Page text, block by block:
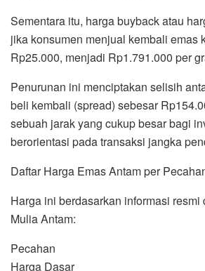
Sementara itu, harga buyback atau
jika konsumen menjual kembali emas
Rp25.000, menjadi Rp1.791.000 per
Penurunan ini menciptakan selisih
beli kembali (spread) sebesar
sebuah jarak yang cukup besar bagi
berorientasi pada transaksi jangka
Daftar Harga Emas Antam per
Harga ini berdasarkan informasi resmi
Mulia Antam:
Pecahan
Harga Dasar